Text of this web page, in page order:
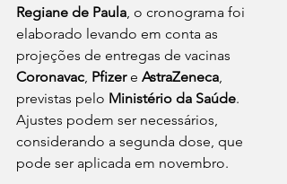
Regiane de Paula , o cronograma foi
elaborado levando em conta as
projeções de entregas de vacinas
Coronavac Pfizer e AstraZeneca
previstas pelo Ministério da Saúde.
Ajustes podem ser necessários,
considerando a segunda dose, que
pode ser aplicada em novembro.